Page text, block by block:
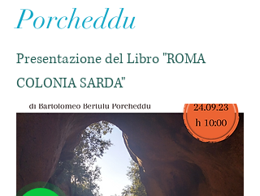
Porcheddu
Presentazione del Libro "ROMA
COLONIA SARDA"